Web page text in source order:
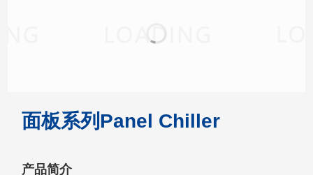
面板系列Panel Chiller
产品简介